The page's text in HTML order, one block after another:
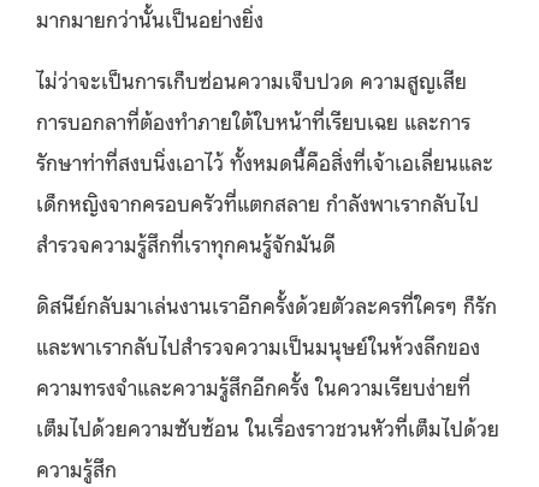
มากมายกว่านั้นเป็นอย่างยิ่ง
ไม่ว่าจะเป็นการเก็บซ่อนความเจ็บปวด ความสูญเสีย
การบอกลาที่ต้องทำภายใต้ใบหน้าที่เรียบเฉย และการ
รักษาท่าที่สงบนิ่งเอาไว้ ทั้งหมดนี้คือสิ่งที่เจ้าเอเลี่ยนและ
เด็กหญิงจากครอบครัวที่แตกสลาย กำลังพาเรากลับไป
สำรวจความรู้สึกที่เราทุกคนรู้จักมันดี
ดิสนีย์กลับมาเล่นงานเราอีกครั้งด้วยตัวละครที่ใครๆ ก็รัก
และพาเรากลับไปสำรวจความเป็นมนุษย์ในห้วงลึกของ
ความทรงจำและความรู้สึกอีกครั้ง ในความเรียบง่ายที่
เต็มไปด้วยความซับซ้อน ในเรื่องราวชวนหัวที่เต็มไปด้วย
ความรู้สึก